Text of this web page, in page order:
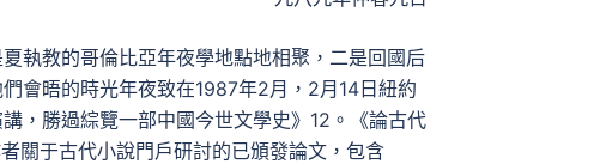
執教的哥倫比亞年夜學地點地相聚，二是回國后
會晤的時光年夜致在1987年2月，2月14日紐約
，勝過綜覽一部中國今世文學史》12。《論古代
關于古代小說門戶研討的已頒發論文，包含